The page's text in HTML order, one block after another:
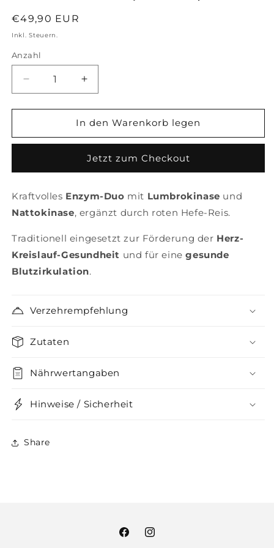
Normaler
Preis
€49,90 EUR
Inkl. Steuern.
Anzahl
Anzahl
Verringere
die
Menge
Lumbrokinase
|
Kapseln
Erhöhe
die
Menge
für
Lumbrokinase
Nattokinase
|
Kapseln
In den Warenkorb legen
Jetzt zum Checkout
Kraftvolles Enzym-Duo mit Lumbrokinase und
Nattokinase, ergänzt durch roten Hefe-Reis.
Traditionell eingesetzt zur Förderung der Herz-
Kreislauf-Gesundheit und für einegesunde
Blutzirkulation.
Verzehrempfehlung
Zutaten
Nährwertangaben
Hinweise / Sicherheit
Share
FacebookInstagram